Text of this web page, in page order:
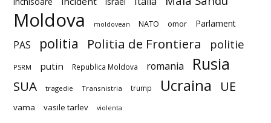
Moldova moldovean NATO omor Parlament
PAS politia Politia de Frontiera politie
PSRM putin Republica Moldova romania Rusia
SUA tragedie Transnistria trump Ucraina UE
vama vasile tarlev violenta